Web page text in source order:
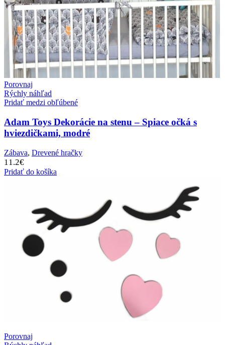
Porovnaj
Rýchly náhľad
Pridať medzi obľúbené
Adam Toys Dekorácie na stenu – Spiace očká s
hviezdičkami, modré
Zábava, Drevené hračky
11.2€
Pridať do košíka
Porovnaj